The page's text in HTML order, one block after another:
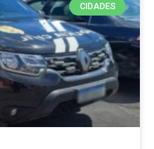
CIDADES